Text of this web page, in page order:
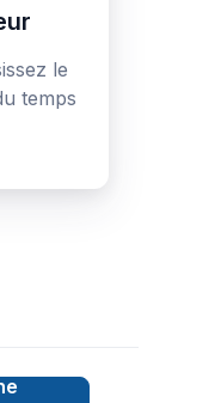
le
temps